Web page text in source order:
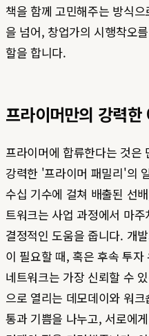
책을 함께 고민해주는 방식
을 넘어, 창업가의 시행착오
할을 합니다.
프라이머만의 강력
프라이머에 합류한다는 것은
강력한 '프라이머 패밀리'의
수십 기수에 걸쳐 배출된 선
트워크는 사업 과정에서 마
결정적인 도움을 줍니다. 개
이 필요할 때, 혹은 후속 투
네트워크는 가장 신뢰할 수
으로 열리는 데모데이와 워
통과 기쁨을 나누고, 서로에